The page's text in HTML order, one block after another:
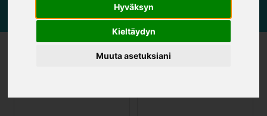
Hyväksyn
Kieltäydyn
Muuta asetuksiani